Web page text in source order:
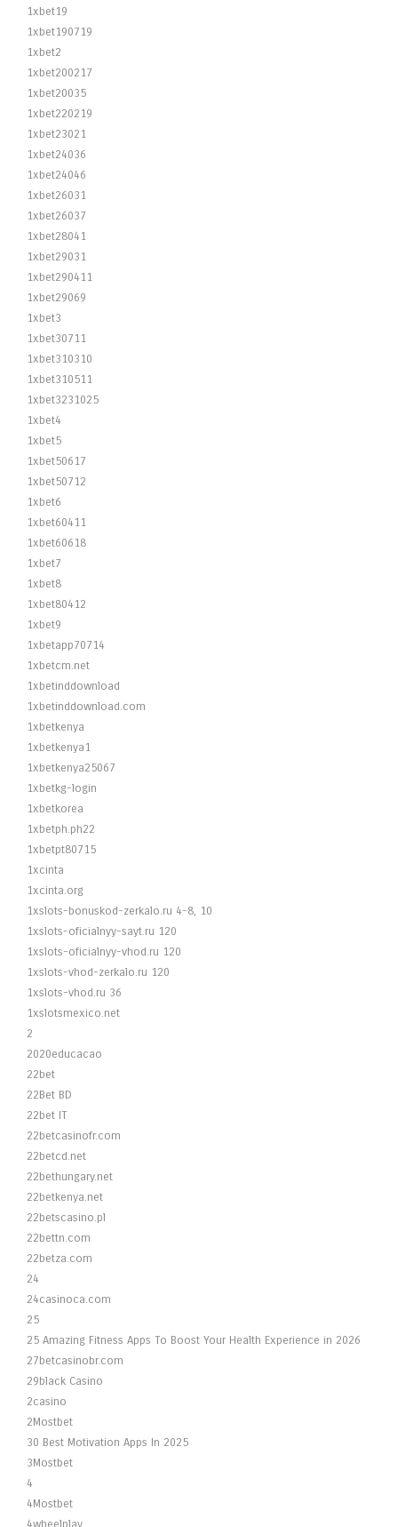
1xbet19
1xbet190719
1xbet2
1xbet200217
1xbet20035
1xbet220219
1xbet23021
1xbet24036
1xbet24046
1xbet26031
1xbet26037
1xbet28041
1xbet29031
1xbet290411
1xbet29069
1xbet3
1xbet30711
1xbet310310
1xbet310511
1xbet3231025
1xbet4
1xbet5
1xbet50617
1xbet50712
1xbet6
1xbet60411
1xbet60618
1xbet7
1xbet8
1xbet80412
1xbet9
1xbetapp70714
1xbetcm.net
1xbetinddownload
1xbetinddownload.com
1xbetkenya
1xbetkenya1
1xbetkenya25067
1xbetkg-login
1xbetkorea
1xbetph.ph22
1xbetpt80715
1xcinta
1xcinta.org
1xslots-bonuskod-zerkalo.ru 4-8, 10
1xslots-oficialnyy-sayt.ru 120
1xslots-oficialnyy-vhod.ru 120
1xslots-vhod-zerkalo.ru 120
1xslots-vhod.ru 36
1xslotsmexico.net
2
2020educacao
22bet
22Bet BD
22bet IT
22betcasinofr.com
22betcd.net
22bethungary.net
22betkenya.net
22betscasino.pl
22bettn.com
22betza.com
24
24casinoca.com
25
25 Amazing Fitness Apps To Boost Your Health Experience in 2026
27betcasinobr.com
29black Casino
2casino
2Mostbet
30 Best Motivation Apps In 2025
3Mostbet
4
4Mostbet